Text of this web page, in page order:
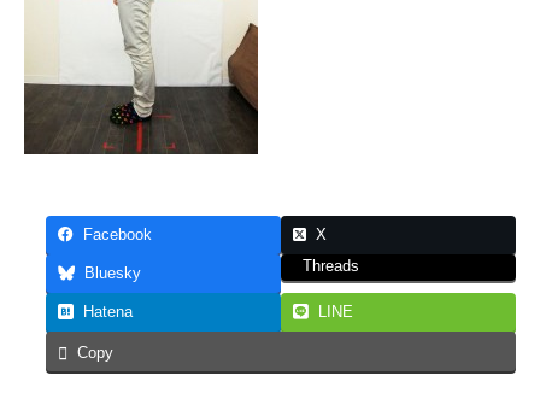
Facebook X
Bluesky Threads
Hatena LINE
Copy